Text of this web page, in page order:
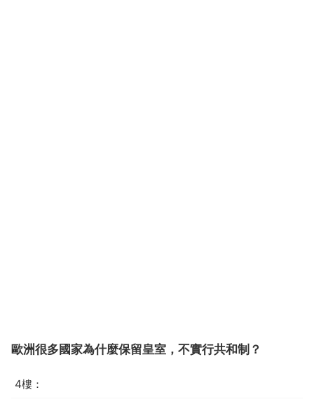
歐洲很多國家為什麼保留皇室，不實行共和制？
4樓：